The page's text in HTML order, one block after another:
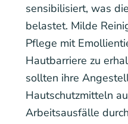
sensibilisiert, was
belastet. Milde
Pflege mit
Hautbarriere zu
sollten ihre
Hautschutzmitteln
Arbeitsausfälle